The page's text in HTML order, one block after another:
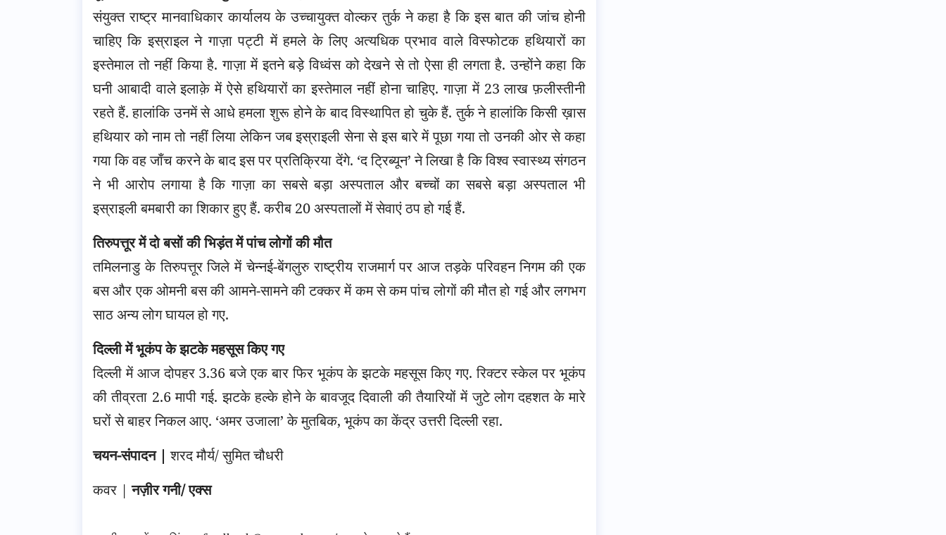
संयुक्त राष्ट्र मानवाधिकार कार्यालय के उच्चायुक्त वोल्कर तुर्क ने कहा है कि इस बात की जांच होनी
चाहिए कि इस्राइल ने गाज़ा पट्टी में हमले के लिए अत्यधिक प्रभाव वाले विस्फोटक हथियारों का
इस्तेमाल तो नहीं किया है. गाज़ा में इतने बड़े विध्वंस को देखने से तो ऐसा ही लगता है. उन्होंने कहा कि
घनी आबादी वाले इलाक़े में ऐसे हथियारों का इस्तेमाल नहीं होना चाहिए. गाज़ा में 23 लाख फ़लीस्तीनी
रहते हैं. हालांकि उनमें से आधे हमला शुरू होने के बाद विस्थापित हो चुके हैं. तुर्क ने हालांकि किसी ख़ास
हथियार को नाम तो नहीं लिया लेकिन जब इस्राइली सेना से इस बारे में पूछा गया तो उनकी ओर से कहा
गया कि वह जाँच करने के बाद इस पर प्रतिक्रिया देंगे. ‘द ट्रिब्यून’ ने लिखा है कि विश्व स्वास्थ्य संगठन
ने भी आरोप लगाया है कि गाज़ा का सबसे बड़ा अस्पताल और बच्चों का सबसे बड़ा अस्पताल भी
इस्राइली बमबारी का शिकार हुए हैं. करीब 20 अस्पतालों में सेवाएं ठप हो गई हैं.
तिरुपत्तूर में दो बसों की भिड़ंत में पांच लोगों की मौत
तमिलनाडु के तिरुपत्तूर जिले में चेन्नई-बेंगलुरु राष्ट्रीय राजमार्ग पर आज तड़के परिवहन निगम की एक
बस और एक ओमनी बस की आमने-सामने की टक्कर में कम से कम पांच लोगों की मौत हो गई और लगभग
साठ अन्य लोग घायल हो गए.
दिल्ली में भूकंप के झटके महसूस किए गए
दिल्ली में आज दोपहर 3.36 बजे एक बार फिर भूकंप के झटके महसूस किए गए. रिक्टर स्केल पर भूकंप
की तीव्रता 2.6 मापी गई. झटके हल्के होने के बावजूद दिवाली की तैयारियों में जुटे लोग दहशत के मारे
घरों से बाहर निकल आए. ‘अमर उजाला’ के मुतबिक, भूकंप का केंद्र उत्तरी दिल्ली रहा.
चयन-संपादन | शरद मौर्य/ सुमित चौधरी
कवर |नज़ीर गनी/ एक्स